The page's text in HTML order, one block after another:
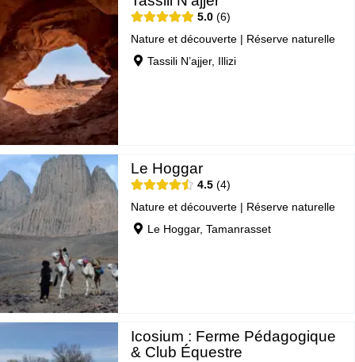
5.0 6
Nature et découverte | Réserve naturelle
Tassili N’ajjer, Illizi
Le Hoggar
4.5 4
Nature et découverte | Réserve naturelle
Le Hoggar, Tamanrasset
Icosium : Ferme Pédagogique
& Club Équestre